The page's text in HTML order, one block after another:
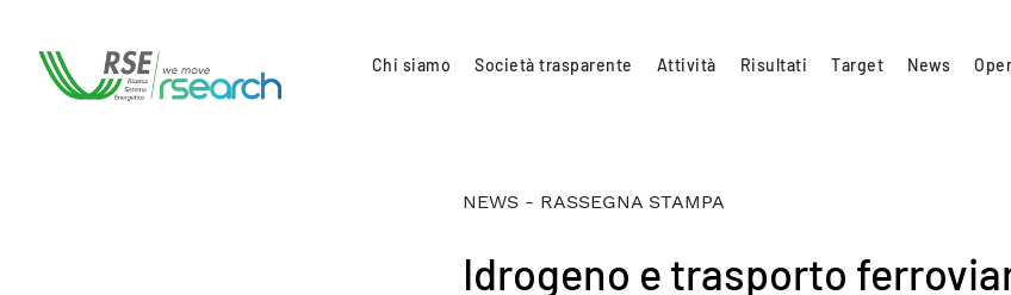
Chi siamo Società trasparente Attività Risultati Target News
NEWS - RASSEGNA STAMPA
Idrogeno e trasporto